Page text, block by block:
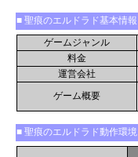
■ 聖痕のエルドラド基本情報
ゲームジャンル
料金
運営会社
ゲーム概要
■ 聖痕のエルドラド動作環境